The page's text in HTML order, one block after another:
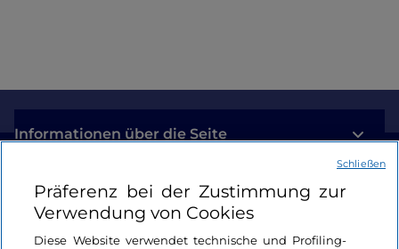
Informationen über die Seite
Nützliche Links
Login
Präferenz bei der Zustimmung zur
Verwendung von Cookies
Diese Website verwendet technische und Profiling-
Schließen